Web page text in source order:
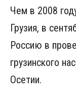
Чем в 2008
Грузия, в
Россию в
грузинского
Осетии.